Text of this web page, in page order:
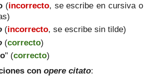
(incorrecto, se escribe en cursiva o
(incorrecto, se escribe sin tilde)
(correcto)
" (correcto)
con opere citato: